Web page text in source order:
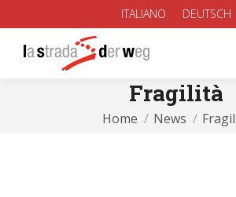
ITALIANO DEUTSCH
Fragilità
You are here:
Home News